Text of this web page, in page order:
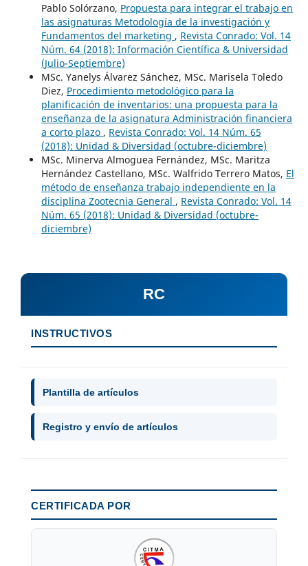
Pablo Solórzano, Propuesta para integrar el trabajo en
las asignaturas Metodología de la investigación y
Fundamentos del marketing , Revista Conrado: Vol. 14
Núm. 64 (2018): Información Científica & Universidad
(Julio-Septiembre)
MSc. Yanelys Álvarez Sánchez, MSc. Marisela Toledo
Diez, Procedimiento metodológico para la
planificación de inventarios: una propuesta para la
enseñanza de la asignatura Administración financiera
a corto plazo , Revista Conrado: Vol. 14 Núm. 65
(2018): Unidad & Diversidad (octubre-diciembre)
MSc. Minerva Almoguea Fernández, MSc. Maritza
Hernández Castellano, MSc. Walfrido Terrero Matos, El
método de enseñanza trabajo independiente en la
disciplina Zootecnia General , Revista Conrado: Vol. 14
Núm. 65 (2018): Unidad & Diversidad (octubre-
diciembre)
RC
INSTRUCTIVOS
Plantilla de artículos
Registro y envío de artículos
CERTIFICADA POR